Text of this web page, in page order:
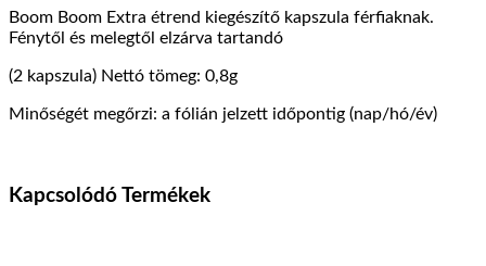
Boom Boom Extra étrend kiegészítő kapszula férfiaknak.
Fénytől és melegtől elzárva tartandó
(2 kapszula) Nettó tömeg: 0,8g
Minőségét megőrzi: a fólián jelzett időpontig (nap/hó/év)
Kapcsolódó Termékek